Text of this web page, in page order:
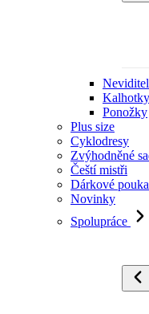
Kalhotky
Ponožky
Plus size
Cyklodresy
Zvýhodněné
Čeští mistři
Dárkové
Novinky
Spolupráce